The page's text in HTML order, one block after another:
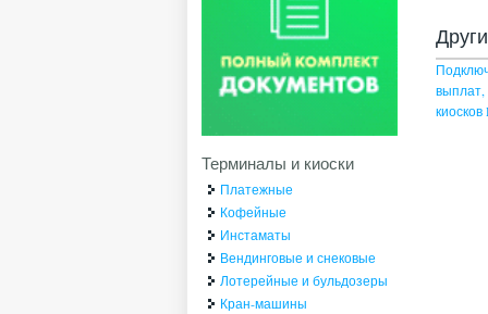
выплат,
Терминалы и киоски
Платежные
Кофейные
Инстаматы
Вендинговые и снековые
Лотерейные и бульдозеры
Кран-машины